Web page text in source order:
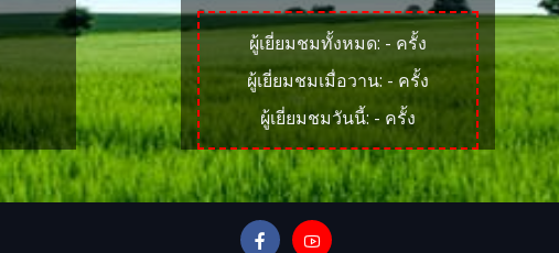
ผู้เยี่ยมชมทั้งหมด: - ครั้ง
ผู้เยี่ยมชมเมื่อวาน: -ครั้ง
ผู้เยี่ยมชมวันนี้: - ครั้ง